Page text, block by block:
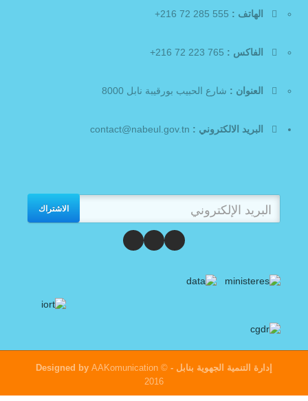
الهاتف :
الفاكس :
العنوان : شارع الحبيب بورقيبة نابل 8000
البريد الالكتروني :
الاشتراك
إدارة التنمية الجهوية بنابل - Designed by
AAKomunication ©
2016